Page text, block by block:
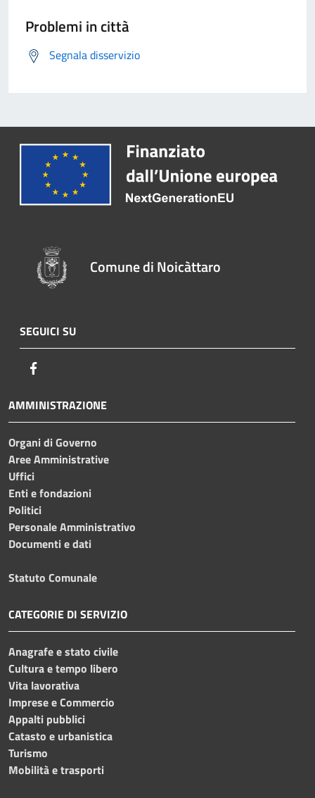
Problemi in città
Segnala disservizio
Comune di Noicàttaro
SEGUICI SU
AMMINISTRAZIONE
Organi di Governo
Aree Amministrative
Uffici
Enti e fondazioni
Politici
Personale Amministrativo
Documenti e dati
Statuto Comunale
CATEGORIE DI SERVIZIO
Anagrafe e stato civile
Cultura e tempo libero
Vita lavorativa
Imprese e Commercio
Appalti pubblici
Catasto e urbanistica
Turismo
Mobilità e trasporti